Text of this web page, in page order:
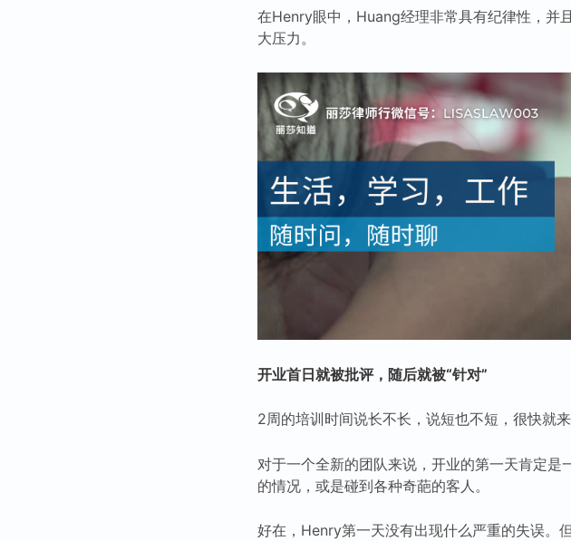
在Henry眼中，Huang经理非常具有纪律性，并
大压力。
开业首日就被批评，随后就被“针对”
2周的培训时间说长不长，说短也不短，很快就
对于一个全新的团队来说，开业的第一天肯定
的情况，或是碰到各种奇葩的客人。
好在，Henry第一天没有出现什么严重的失误。